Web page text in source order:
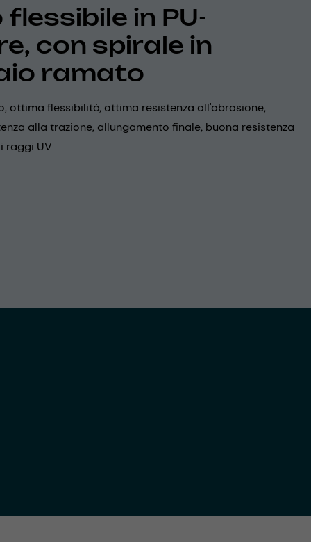
flessibile in PU-
con spirale in
ramato
ottima flessibilità, ottima resistenza all'abrasione,
alla trazione, allungamento finale, buona resistenza
raggi UV